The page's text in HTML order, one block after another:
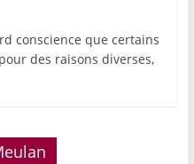
conscience que certains
des raisons diverses,